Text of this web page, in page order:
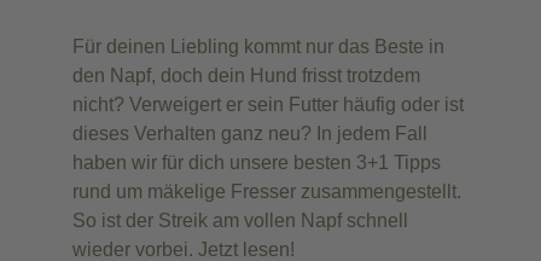
Für deinen Liebling kommt nur das Beste in
den Napf, doch dein Hund frisst trotzdem
nicht? Verweigert er sein Futter häufig oder ist
dieses Verhalten ganz neu? In jedem Fall
haben wir für dich unsere besten 3+1 Tipps
rund um mäkelige Fresser zusammengestellt.
So ist der Streik am vollen Napf schnell
wieder vorbei. Jetzt lesen!